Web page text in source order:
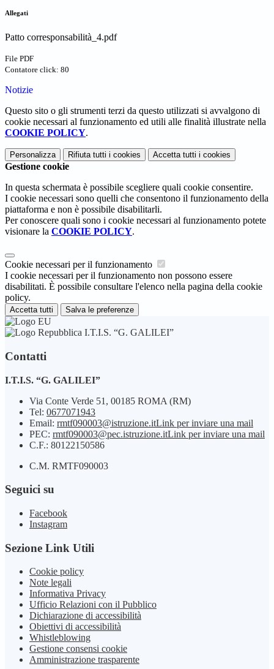
Allegati
Patto corresponsabilità_4.pdf
File PDF
Contatore click: 80
Notizie
Questo sito o gli strumenti terzi da questo utilizzati si avvalgono di
cookie necessari al funzionamento ed utili alle finalità illustrate nella
COOKIE POLICY.
Personalizza Rifiuta tutti i cookies Accetta tutti i cookies
Gestione cookie
In questa schermata è possibile scegliere quali cookie consentire.
I cookie necessari sono quelli che consentono il funzionamento della
piattaforma e non è possibile disabilitarli.
Per conoscere quali sono i cookie necessari al funzionamento potete
visionare la COOKIE POLICY.
Cookie necessari per il funzionamento
I cookie necessari per il funzionamento non possono essere
disabilitati. È possibile consultare l'elenco nella pagina della cookie
policy.
Accetta tutti Salva le preferenze
I.T.I.S. “G. GALILEI”
Contatti
I.T.I.S. “G. GALILEI”
Via Conte Verde 51, 00185 ROMA (RM)
Tel: 0677071943
Email: rmtf090003@istruzione.itLink per inviare una mail
PEC: rmtf090003@pec.istruzione.itLink per inviare una mail
C.F.: 80122150586
C.M. RMTF090003
Seguici su
Facebook
Instagram
Sezione Link Utili
Cookie policy
Note legali
Informativa Privacy
Ufficio Relazioni con il Pubblico
Dichiarazione di accessibilità
Obiettivi di accessibilità
Whistleblowing
Gestione consensi cookie
Amministrazione trasparente